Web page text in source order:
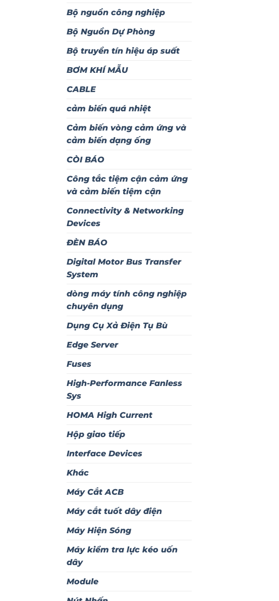
Bộ nguồn công nghiệp
Bộ Nguồn Dự Phòng
Bộ truyền tín hiệu áp suất
BƠM KHÍ MẪU
CABLE
cảm biến quá nhiệt
Cảm biến vòng cảm ứng và
cảm biến dạng ống
CÒI BÁO
Công tắc tiệm cận cảm ứng
và cảm biến tiệm cận
Connectivity & Networking
Devices
ĐÈN BÁO
Digital Motor Bus Transfer
System
dòng máy tính công nghiệp
chuyên dụng
Dụng Cụ Xả Điện Tụ Bù
Edge Server
Fuses
High-Performance Fanless
Sys
HOMA High Current
Hộp giao tiếp
Interface Devices
Khác
Máy Cắt ACB
Máy cắt tuốt dây điện
Máy Hiện Sóng
Máy kiểm tra lực kéo uốn
dây
Module